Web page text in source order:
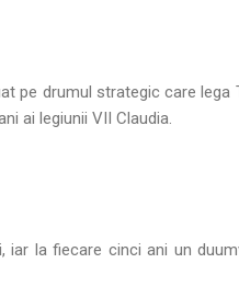
pe drumul strategic care lega
ai legiunii VII Claudia.
la fiecare cinci ani un